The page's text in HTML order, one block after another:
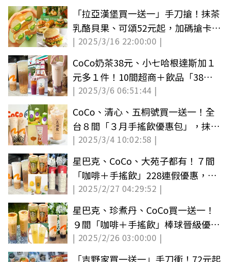
「拉亞漢堡買一送一」手刀搶！抹茶
乳酪貝果、可頌52元起，加碼搶卡啦
雞腿堡
| 2025/3/16 22:00:00 |
CoCo奶茶38元、小七哈根達斯加１
元多１件！10間超商＋飲品「38婦
女節優惠」
| 2025/3/6 06:51:44 |
CoCo、清心、五桐號買一送一！全
台８間「３月手搖飲優惠包」，抹茶
飲10元喝
| 2025/3/4 10:02:58 |
星巴克、CoCo、大苑子都有！７間
「咖啡＋手搖飲」228連假優惠，85
度C咖啡25元
| 2025/2/27 04:29:52 |
星巴克、珍煮丹、CoCo買一送一！
９間「咖啡＋手搖飲」棒球晉級優惠
包
| 2025/2/26 03:00:00 |
「吉野家買一送一」手刀衝！72元起